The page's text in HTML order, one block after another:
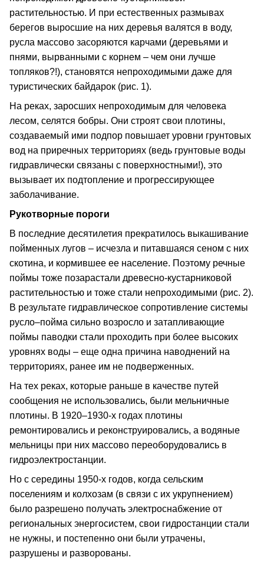
растительностью. И при естественных размывах
берегов выросшие на них деревья валятся в воду,
русла массово засоряются карчами (деревьями и
пнями, вырванными с корнем – чем они лучше
топляков?!), становятся непроходимыми даже для
туристических байдарок (рис. 1).
На реках, заросших непроходимым для человека
лесом, селятся бобры. Они строят свои плотины,
создаваемый ими подпор повышает уровни грунтовых
вод на приречных территориях (ведь грунтовые воды
гидравлически связаны с поверхностными!), это
вызывает их подтопление и прогрессирующее
заболачивание.
Рукотворные пороги
В последние десятилетия прекратилось выкашивание
пойменных лугов – исчезла и питавшаяся сеном с них
скотина, и кормившее ее население. Поэтому речные
поймы тоже позарастали древесно-кустарниковой
растительностью и тоже стали непроходимыми (рис. 2).
В результате гидравлическое сопротивление системы
русло–пойма сильно возросло и затапливающие
поймы паводки стали проходить при более высоких
уровнях воды – еще одна причина наводнений на
территориях, ранее им не подверженных.
На тех реках, которые раньше в качестве путей
сообщения не использовались, были мельничные
плотины. В 1920–1930-х годах плотины
ремонтировались и реконструировались, а водяные
мельницы при них массово переоборудовались в
гидроэлектростанции.
Но с середины 1950-х годов, когда сельским
поселениям и колхозам (в связи с их укрупнением)
было разрешено получать электроснабжение от
региональных энергосистем, свои гидростанции стали
не нужны, и постепенно они были утрачены,
разрушены и разворованы.